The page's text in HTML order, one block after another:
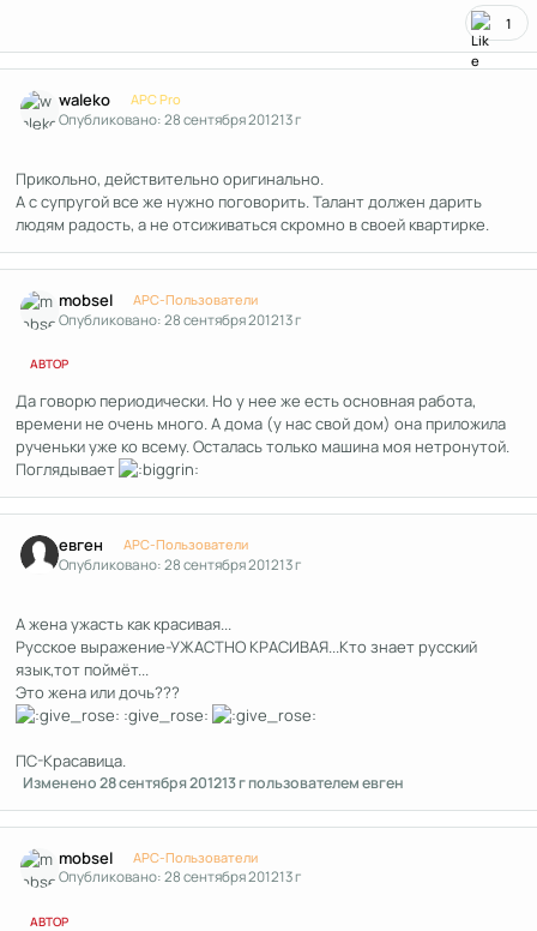
1
waleko APC Pro
Опубликовано:28 сентября 201213 г
Прикольно, действительно оригинально.
А с супругой все же нужно поговорить. Талант должен дарить
людям радость, а не отсиживаться скромно в своей квартирке.
mobsel APC-Пользователи
Опубликовано:28 сентября 201213 г
АВТОР
Да говорю периодически. Но у нее же есть основная работа,
времени не очень много. А дома (у нас свой дом) она приложила
рученьки уже ко всему. Осталась только машина моя нетронутой.
Поглядывает
евген APC-Пользователи
Опубликовано:28 сентября 201213 г
А жена ужасть как красивая...
Русское выражение-УЖАСТНО КРАСИВАЯ...Кто знает русский
язык,тот поймёт...
Это жена или дочь???
:give_rose:
ПС-Красавица.
Изменено28 сентября 201213 гпользователем евген
mobsel APC-Пользователи
Опубликовано:28 сентября 201213 г
АВТОР